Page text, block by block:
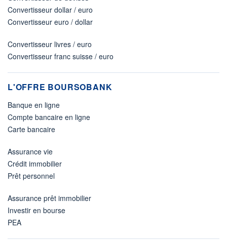
Convertisseur dollar / euro
Convertisseur euro / dollar
Convertisseur livres / euro
Convertisseur franc suisse / euro
L'OFFRE BOURSOBANK
Banque en ligne
Compte bancaire en ligne
Carte bancaire
Assurance vie
Crédit immobilier
Prêt personnel
Assurance prêt immobilier
Investir en bourse
PEA